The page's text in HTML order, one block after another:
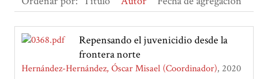
Repensando el juvenicidio desde la
frontera norte
Hernández-Hernández, Óscar Misael (Coordinador) 2020